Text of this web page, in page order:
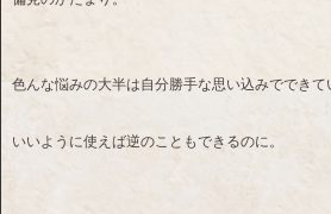
色んな悩みの大半は自分勝手な思い込みでできて
いいように使えば逆のこともできるのに。